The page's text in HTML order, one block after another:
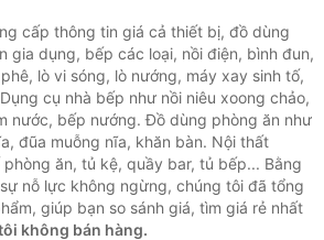
cấp thông tin giá cả thiết bị, đồ dùng
gia dụng, bếp các loại, nồi điện, bình đun,
lò vi sóng, lò nướng, máy xay sinh tố,
cụ nhà bếp như nồi niêu xoong chảo,
nước, bếp nướng. Đồ dùng phòng ăn như
đũa muỗng nĩa, khăn bàn. Nội thất
ăn, tủ kệ, quầy bar, tủ bếp... Bằng
nỗ lực không ngừng, chúng tôi đã tổng
giúp bạn so sánh giá, tìm giá rẻ nhất
không bán hàng.